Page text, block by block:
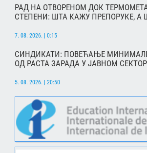
РАД НА ОТВОРЕНОМ ДОК
СТЕПЕНИ: ШТА КАЖУ ПРЕПОРУКЕ, А
7. 08. 2026. | 0:15
СИНДИКАТИ: ПОВЕЋАЊЕ
ОД РАСТА ЗАРАДА У ЈАВНОМ
5. 08. 2026. | 20:50